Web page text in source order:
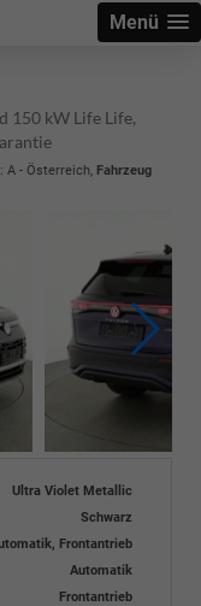
Menü
150 kW Life Life,
A - Österreich, Fahrzeug
Ultra Violet Metallic
Schwarz
Frontantrieb
Automatik
Frontantrieb